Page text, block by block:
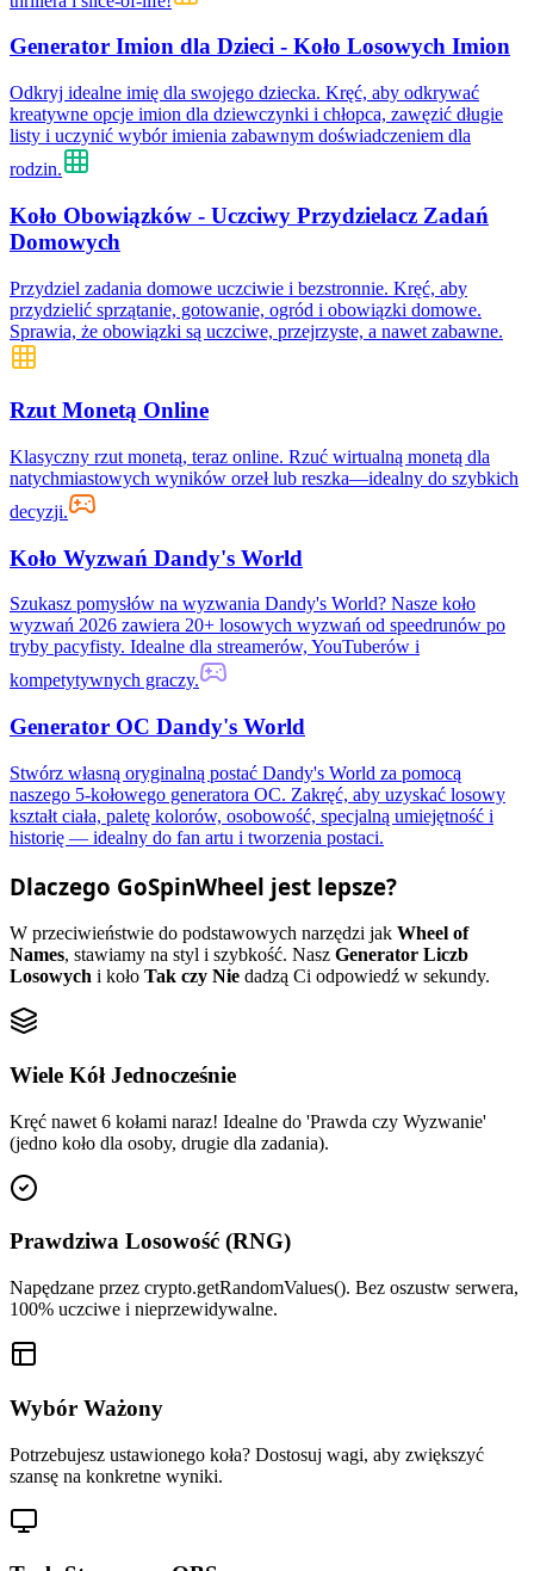
Generator Imion dla Dzieci - Koło Losowych Imion
Odkryj idealne imię dla swojego dziecka. Kręć, aby odkrywać
kreatywne opcje imion dla dziewczynki i chłopca, zawęzić długie
listy i uczynić wybór imienia zabawnym doświadczeniem dla
rodzin.
Koło Obowiązków - Uczciwy Przydzielacz Zadań
Domowych
Przydziel zadania domowe uczciwie i bezstronnie. Kręć, aby
przydzielić sprzątanie, gotowanie, ogród i obowiązki domowe.
Sprawia, że obowiązki są uczciwe, przejrzyste, a nawet zabawne.
Rzut Monetą Online
Klasyczny rzut monetą, teraz online. Rzuć wirtualną monetą dla
natychmiastowych wyników orzeł lub reszka—idealny do szybkich
decyzji.
Koło Wyzwań Dandy's World
Szukasz pomysłów na wyzwania Dandy's World? Nasze koło
wyzwań 2026 zawiera 20+ losowych wyzwań od speedrunów po
tryby pacyfisty. Idealne dla streamerów, YouTuberów i
kompetytywnych graczy.
Generator OC Dandy's World
Stwórz własną oryginalną postać Dandy's World za pomocą
naszego 5-kołowego generatora OC. Zakręć, aby uzyskać losowy
kształt ciała, paletę kolorów, osobowość, specjalną umiejętność i
historię — idealny do fan artu i tworzenia postaci.
Dlaczego GoSpinWheel jest lepsze?
W przeciwieństwie do podstawowych narzędzi jak Wheel of
Names, stawiamy na styl i szybkość. Nasz Generator Liczb
Losowych i koło Tak czy Nie dadzą Ci odpowiedź w sekundy.
Wiele Kół Jednocześnie
Kręć nawet 6 kołami naraz! Idealne do 'Prawda czy Wyzwanie'
(jedno koło dla osoby, drugie dla zadania).
Prawdziwa Losowość (RNG)
Napędzane przez crypto.getRandomValues(). Bez oszustw serwera,
100% uczciwe i nieprzewidywalne.
Wybór Ważony
Potrzebujesz ustawionego koła? Dostosuj wagi, aby zwiększyć
szansę na konkretne wyniki.